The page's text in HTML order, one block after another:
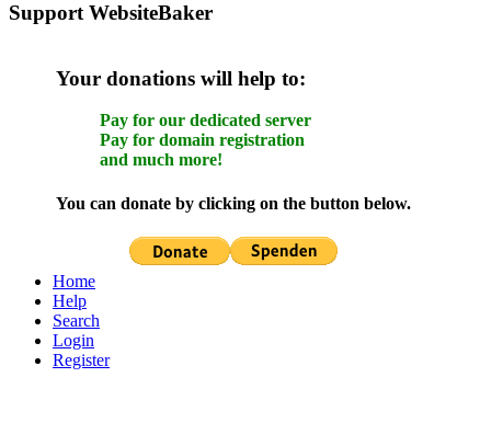
Support WebsiteBaker
Your donations will help to:
Pay for our dedicated server
Pay for domain registration
and much more!
You can donate by clicking on the button below.
Home
Help
Search
Login
Register